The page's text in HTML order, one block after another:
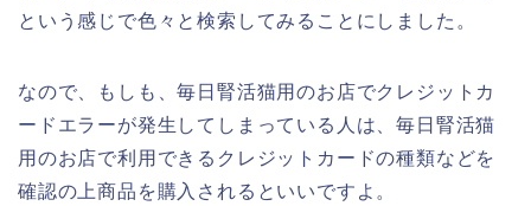
という感じで色々と検索してみることにしました。
なので、もしも、毎日腎活猫用のお店でクレジットカ
ードエラーが発生してしまっている人は、毎日腎活猫
用のお店で利用できるクレジットカードの種類などを
確認の上商品を購入されるといいですよ。